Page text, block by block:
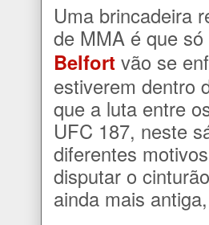
Uma brincadeira
de MMA é que
Belfort vão se
estiverem dentro
que a luta entre
UFC 187, neste
diferentes
disputar o
ainda mais